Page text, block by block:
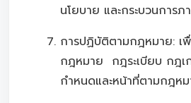
นโยบาย และกระบวนการภ
การปฏิบัติตามกฎหมาย: เ
กฎหมาย กฎระเบียบ กฎ
กำหนดและหน้าที่ตามกฎหม